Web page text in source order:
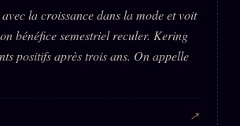
la croissance dans la mode et voit
bénéfice semestriel reculer. Kering
positifs après trois ans. On appelle
↗